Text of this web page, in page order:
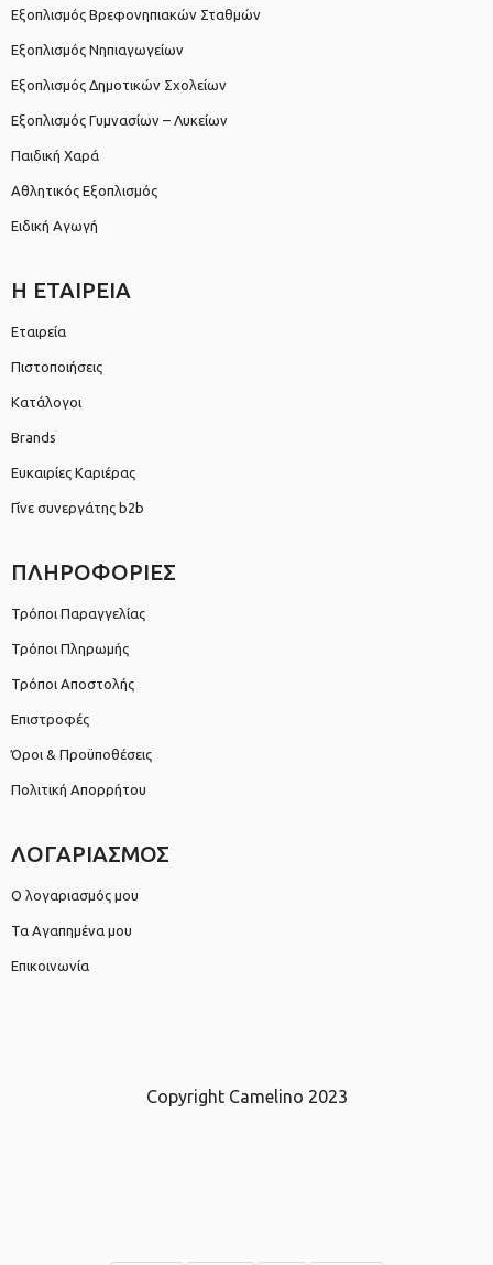
Εξοπλισμός Βρεφονηπιακών Σταθμών
Εξοπλισμός Νηπιαγωγείων
Εξοπλισμός Δημοτικών Σχολείων
Εξοπλισμός Γυμνασίων – Λυκείων
Παιδική Χαρά
Αθλητικός Εξοπλισμός
Ειδική Αγωγή
Η ΕΤΑΙΡΕΙΑ
Εταιρεία
Πιστοποιήσεις
Κατάλογοι
Brands
Ευκαιρίες Καριέρας
Γίνε συνεργάτης b2b
ΠΛΗΡΟΦΟΡΙΕΣ
Τρόποι Παραγγελίας
Τρόποι Πληρωμής
Τρόποι Αποστολής
Επιστροφές
Όροι & Προϋποθέσεις
Πολιτική Απορρήτου
ΛΟΓΑΡΙΑΣΜΟΣ
Ο λογαριασμός μου
Τα Αγαπημένα μου
Επικοινωνία
Copyright Camelino 2023